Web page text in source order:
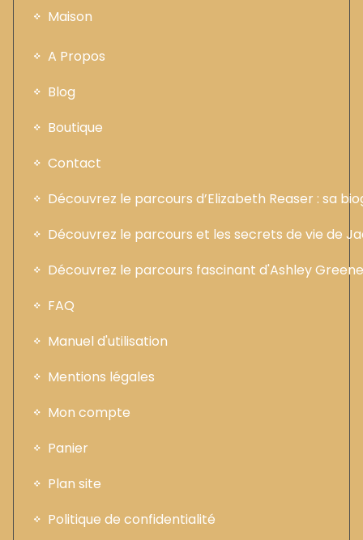
Maison
A Propos
Blog
Boutique
Contact
Découvrez le parcours d’Elizabeth Reaser : sa
Découvrez le parcours et les secrets de vie de
Découvrez le parcours fascinant d'Ashley
FAQ
Manuel d'utilisation
Mentions légales
Mon compte
Panier
Plan site
Politique de confidentialité